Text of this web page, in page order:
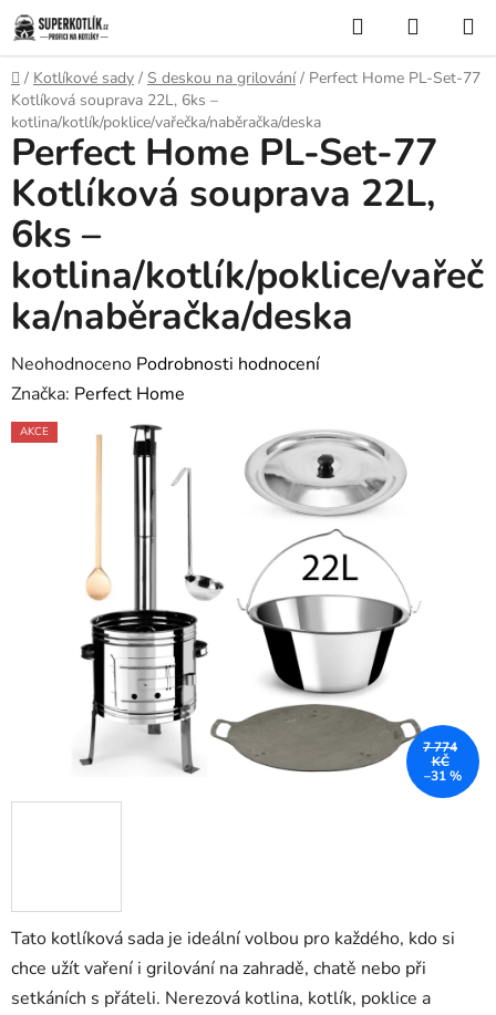
Přejít
na
obsah
Hledat
KOŠÍK
Domů
/ Kotlíkové sady / S deskou na grilování / Perfect Home PL-Set-77
Kotlíková souprava 22L, 6ks –
kotlina/kotlík/poklice/vařečka/naběračka/deska
Tato kotlíková sada je ideální volbou pro každého, kdo si
chce užít vaření i grilování na zahradě, chatě nebo při
setkáních s přáteli. Nerezová kotlina, kotlík, poklice a
Perfect Home PL-Set-77
Kotlíková souprava 22L,
6ks –
kotlina/kotlík/poklice/vařeč
ka/naběračka/deska
Průměrné
hodnocení
produktu
hvězdiček.
Neohodnoceno Podrobnosti hodnocení
Značka: Perfect Home
AKCE
7 774
KČ
–31 %